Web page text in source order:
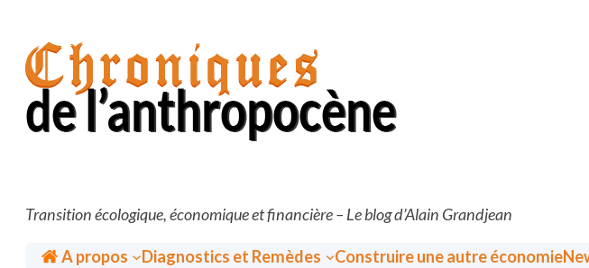
contenu
Transition écologique, économique et financière – Le blog d’Alain Grandjean
Accueil
A propos Diagnostics et Remèdes Construire une autre économie